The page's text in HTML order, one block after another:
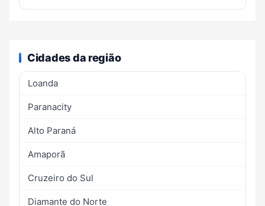
Cidades da região
Loanda
Paranacity
Alto Paraná
Amaporã
Cruzeiro do Sul
Diamante do Norte